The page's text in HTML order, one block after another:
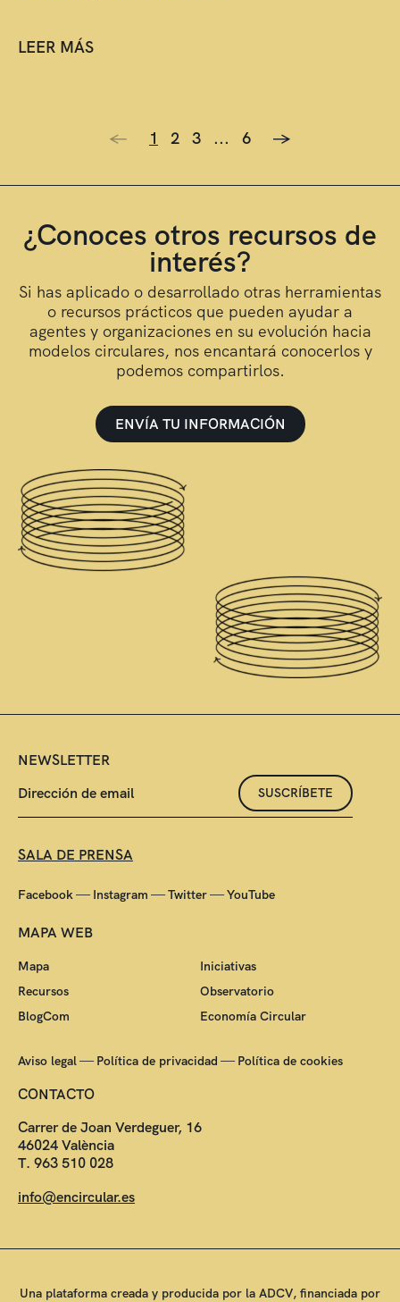
LEER MÁS
<- 1 2 3 ... 6 ->
¿Conoces otros recursos de
interés?
Si has aplicado o desarrollado otras herramientas
o recursos prácticos que pueden ayudar a
agentes y organizaciones en su evolución hacia
modelos circulares, nos encantará conocerlos y
podemos compartirlos.
ENVÍA TU INFORMACIÓN
NEWSLETTER
SUSCRÍBETE
SALA DE PRENSA
Facebook—Instagram —Twitter—YouTube
MAPA WEB
Mapa
Iniciativas
Recursos
Observatorio
BlogCom
Economía Circular
Aviso legal—Política de privacidad —Política de cookies
CONTACTO
Carrer de Joan Verdeguer, 16
46024 València
T. 963 510 028
info@encircular.es
Una plataforma creada y producida por la ADCV, financiada por